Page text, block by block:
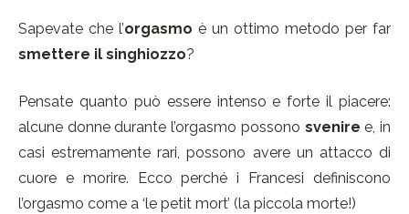
Sapevate che l’orgasmo è un ottimo metodo per far
smettere il singhiozzo?
Pensate quanto può essere intenso e forte il piacere:
alcune donne durante l’orgasmo possono svenire e, in
casi estremamente rari, possono avere un attacco di
cuore e morire. Ecco perché i Francesi definiscono
l’orgasmo come a ‘le petit mort’ (la piccola morte!)